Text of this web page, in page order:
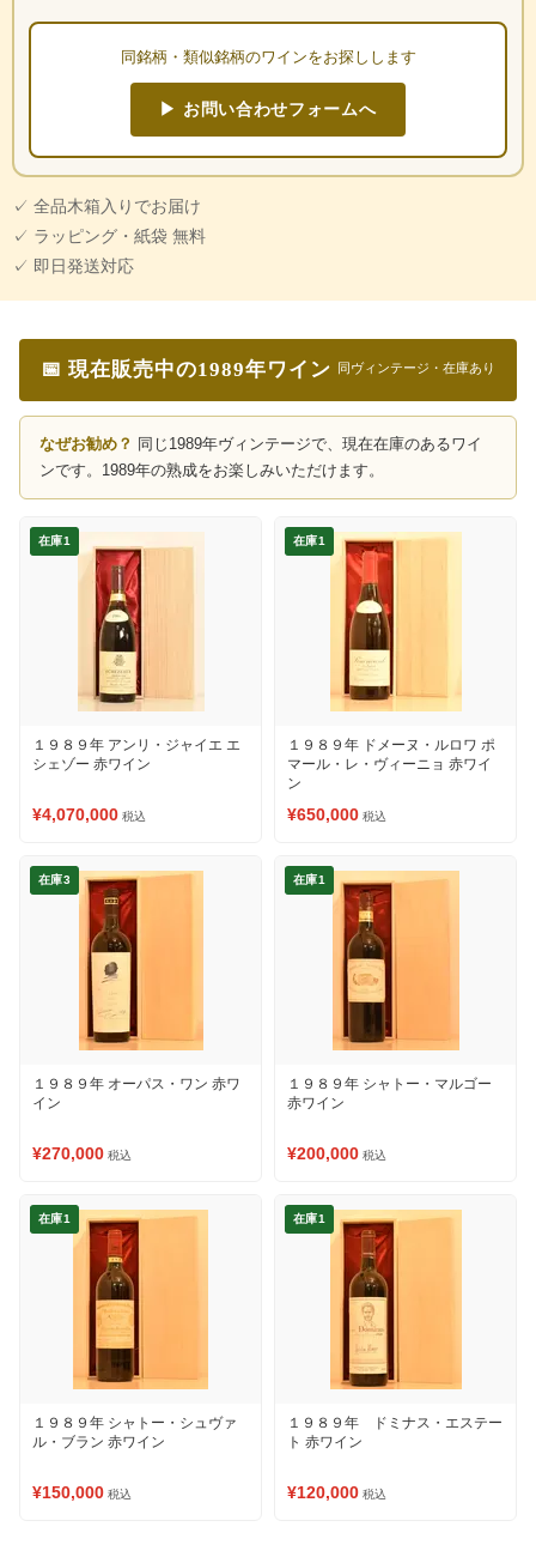
同銘柄・類似銘柄のワインをお探しします
▶ お問い合わせフォームへ
✓ 全品木箱入りでお届け
✓ ラッピング・紙袋 無料
✓ 即日発送対応
📅 現在販売中の1989年ワイン 同ヴィンテージ・在庫あり
なぜお勧め？ 同じ1989年ヴィンテージで、現在在庫のあるワイ
ンです。1989年の熟成をお楽しみいただけます。
在庫1
１９８９年 アンリ・ジャイエ エ
シェゾー 赤ワイン
¥4,070,000 税込
在庫1
１９８９年 ドメーヌ・ルロワ ポ
マール・レ・ヴィーニョ 赤ワイ
ン
¥650,000 税込
在庫3
１９８９年 オーパス・ワン 赤ワ
イン
¥270,000 税込
在庫1
１９８９年 シャトー・マルゴー
赤ワイン
¥200,000 税込
在庫1
１９８９年 シャトー・シュヴァ
ル・ブラン 赤ワイン
¥150,000 税込
在庫1
１９８９年 ドミナス・エステー
ト 赤ワイン
¥120,000 税込